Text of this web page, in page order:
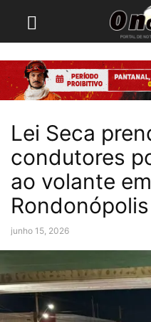
Lei Seca
condutores
ao volante
Rondonópolis
junho 15, 2026